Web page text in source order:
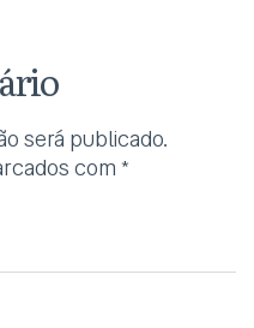
será publicado.
com *